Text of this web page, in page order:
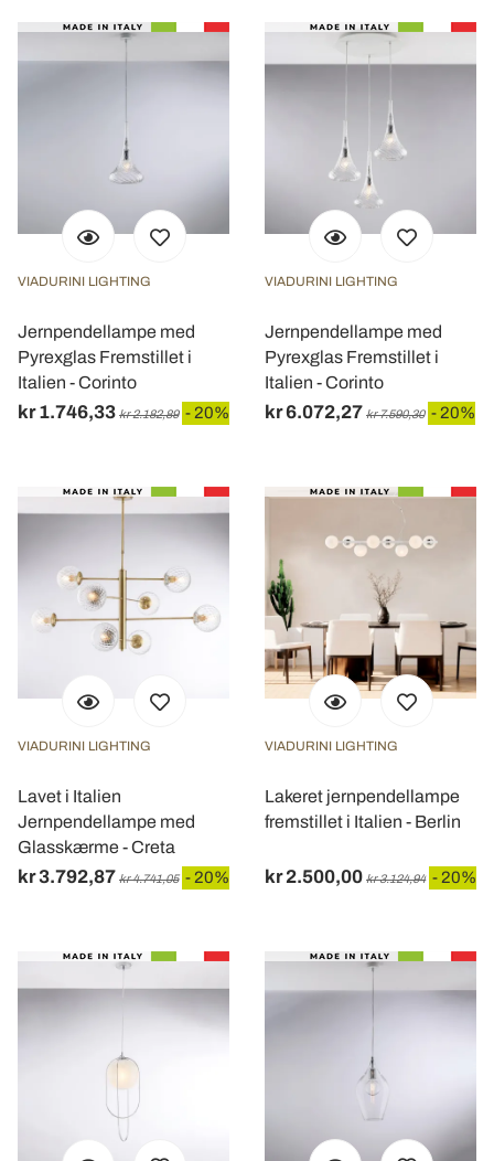
VIADURINI LIGHTING
Jernpendellampe med
Pyrexglas Fremstillet i
Italien - Corinto
kr 1.746,33 kr 2.182,89 - 20%
VIADURINI LIGHTING
Jernpendellampe med
Pyrexglas Fremstillet i
Italien - Corinto
kr 6.072,27 kr 7.590,30 - 20%
VIADURINI LIGHTING
Lavet i Italien
Jernpendellampe med
Glasskærme - Creta
kr 3.792,87 kr 4.741,05 - 20%
VIADURINI LIGHTING
Lakeret jernpendellampe
fremstillet i Italien - Berlin
kr 2.500,00 kr 3.124,94 - 20%